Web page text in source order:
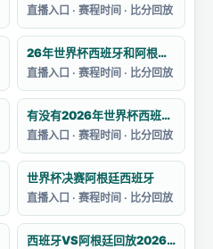
直播入口 · 赛程时间 · 比分回放
26年世界杯西班牙和阿根廷哪个强一点
直播入口 · 赛程时间 · 比分回放
有没有2026年世界杯西班牙对阵阿根廷的集锦
直播入口 · 赛程时间 · 比分回放
世界杯决赛阿根廷西班牙
直播入口 · 赛程时间 · 比分回放
西班牙VS阿根廷回放2026卡塔尔世界杯赛